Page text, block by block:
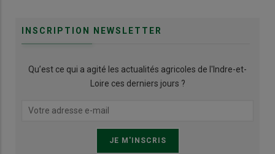
INSCRIPTION NEWSLETTER
Qu’est ce qui a agité les actualités agricoles de l'Indre-et-
Loire ces derniers jours ?